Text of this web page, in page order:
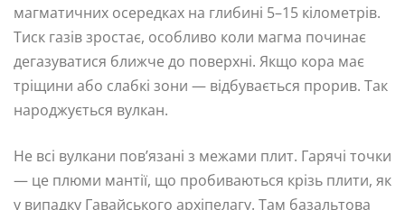
магматичних осередках на глибині 5–15 кілометрів.
Тиск газів зростає, особливо коли магма починає
дегазуватися ближче до поверхні. Якщо кора має
тріщини або слабкі зони — відбувається прорив. Так
народжується вулкан.
Не всі вулкани пов’язані з межами плит. Гарячі точки
— це плюми мантії, що пробиваються крізь плити, як
у випадку Гавайського архіпелагу. Там базальтова